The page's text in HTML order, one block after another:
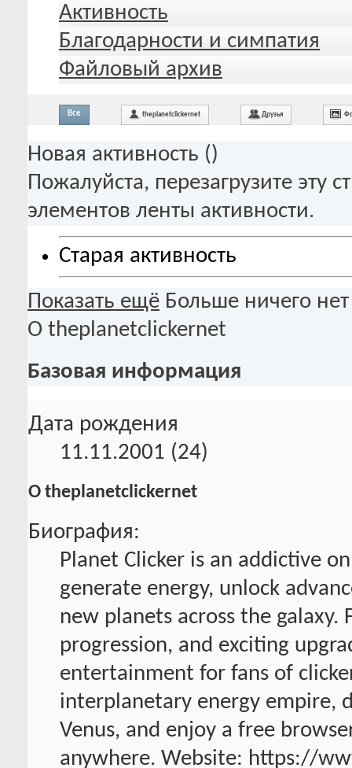
Активность
Благодарности и симпатия
Файловый архив
Все theplanetclickernet Друзья
Новая активность ()
Пожалуйста, перезагрузите эту
элементов ленты активности.
Старая активность
Показать ещё Больше ничего нет
О theplanetclickernet
Базовая информация
Дата рождения
11.11.2001 (24)
О theplanetclickernet
Биография:
Planet Clicker is an addictive
generate energy, unlock
new planets across the galaxy.
progression, and exciting
entertainment for fans of
interplanetary energy empire,
Venus, and enjoy a free
anywhere. Website: https://